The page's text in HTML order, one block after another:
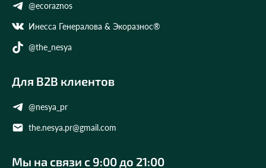
@ecoraznos
Инесса Генералова & Экоразнос®
@the_nesya
Для B2B клиентов
@nesya_pr
the.nesya.pr@gmail.com
Мы на связи с 9:00 до 21:00